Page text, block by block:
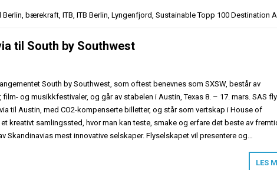
Berlin bærekraft ITB ITB Berlin Lyngenfjord Sustainable Topp 100 Destination
til South by Southwest
South by Southwest, som oftest benevnes som SXSW, består av
film- og musikkfestivaler, og går av stabelen i Austin, Texas 8. – 17. mars. SAS
til Austin, med CO2-kompenserte billetter, og står som vertskap i House of
kreativt samlingssted, hvor man kan teste, smake og erfare det beste av
Skandinavias mest innovative selskaper. Flyselskapet vil presentere og…
LES